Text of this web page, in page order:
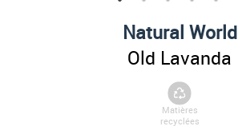
Natural World
Old Lavanda
Matières
recyclées